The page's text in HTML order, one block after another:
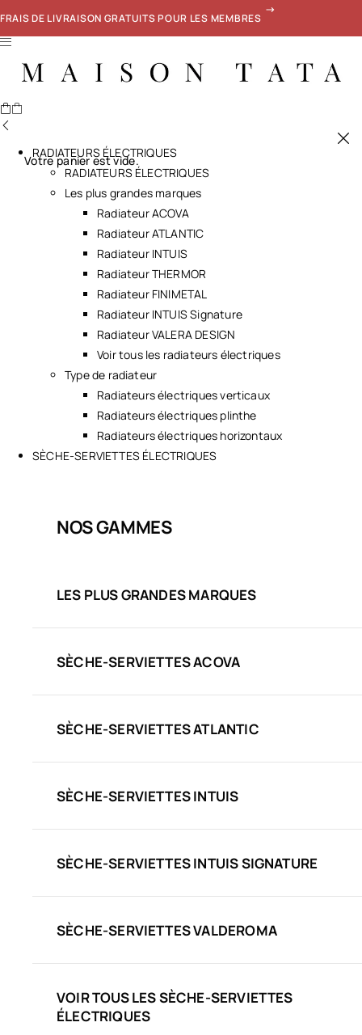
FRAIS DE LIVRAISON GRATUITS POUR LES MEMBRES
Votre panier est vide.
RADIATEURS ÉLECTRIQUES
RADIATEURS ÉLECTRIQUES
Les plus grandes marques
Radiateur ACOVA
Radiateur ATLANTIC
Radiateur INTUIS
Radiateur THERMOR
Radiateur FINIMETAL
Radiateur INTUIS Signature
Radiateur VALERA DESIGN
Voir tous les radiateurs électriques
Type de radiateur
Radiateurs électriques verticaux
Radiateurs électriques plinthe
Radiateurs électriques horizontaux
SÈCHE-SERVIETTES ÉLECTRIQUES
NOS GAMMES
LES PLUS GRANDES MARQUES
SÈCHE-SERVIETTES ACOVA
SÈCHE-SERVIETTES ATLANTIC
SÈCHE-SERVIETTES INTUIS
SÈCHE-SERVIETTES INTUIS SIGNATURE
SÈCHE-SERVIETTES VALDEROMA
VOIR TOUS LES SÈCHE-SERVIETTES
ÉLECTRIQUES